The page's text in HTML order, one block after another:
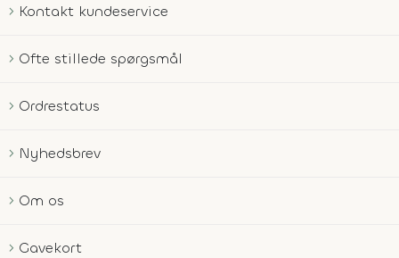
Kontakt kundeservice
Ofte stillede spørgsmål
Ordrestatus
Nyhedsbrev
Om os
Gavekort